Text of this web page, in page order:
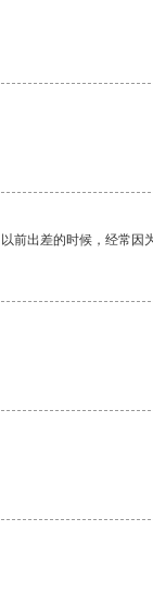
出差的时候，经常因